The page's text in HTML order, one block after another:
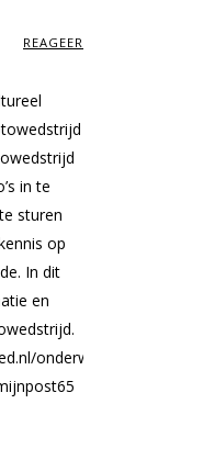
REAGEER
in te
sturen
op
In dit
en
onderwerpen/post-